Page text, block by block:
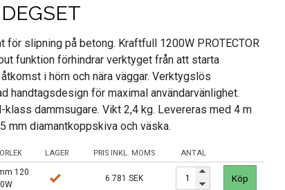
slipning på betong. Kraftfull 1200W PROTECTOR
funktion förhindrar verktyget från att starta
i hörn och nära väggar. Verktygslös
handtagsdesign för maximal användarvänlighet.
dammsugare. Vikt 2,4 kg. Levereras med 4 m
mm diamantkoppskiva och väska.
LAGER PRIS INKL. MOMS ANTAL
120
0W
6 781 SEK Köp